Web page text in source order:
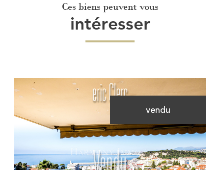
Ces biens peuvent vous
intéresser
vendu
Voir le bien